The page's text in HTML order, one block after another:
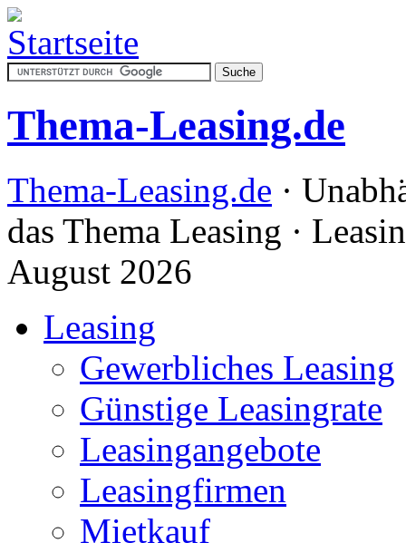
Thema-Leasing.de
Thema-Leasing.de ·
das Thema Leasing ·
August 2026
Leasing
Gewerbliches Leasing
Günstige Leasingrate
Leasingangebote
Leasingfirmen
Mietkauf